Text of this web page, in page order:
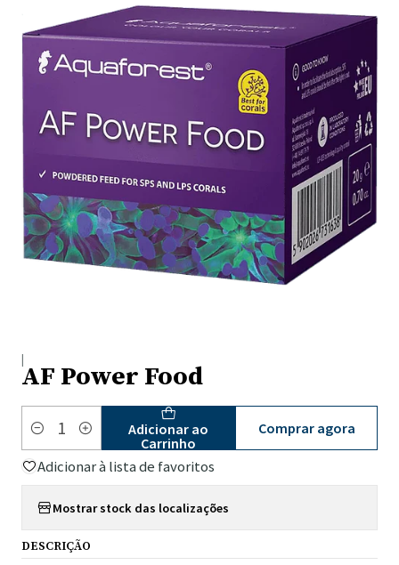
|
AF Power Food
Quantidade
Adicionar ao
Carrinho
Comprar agora
Adicionar à lista de favoritos
Mostrar stock das localizações
DESCRIÇÃO